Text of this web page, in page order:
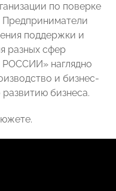
по поверке
Предприниматели
поддержки и
разных сфер
наглядно
и бизнес-
бизнеса.